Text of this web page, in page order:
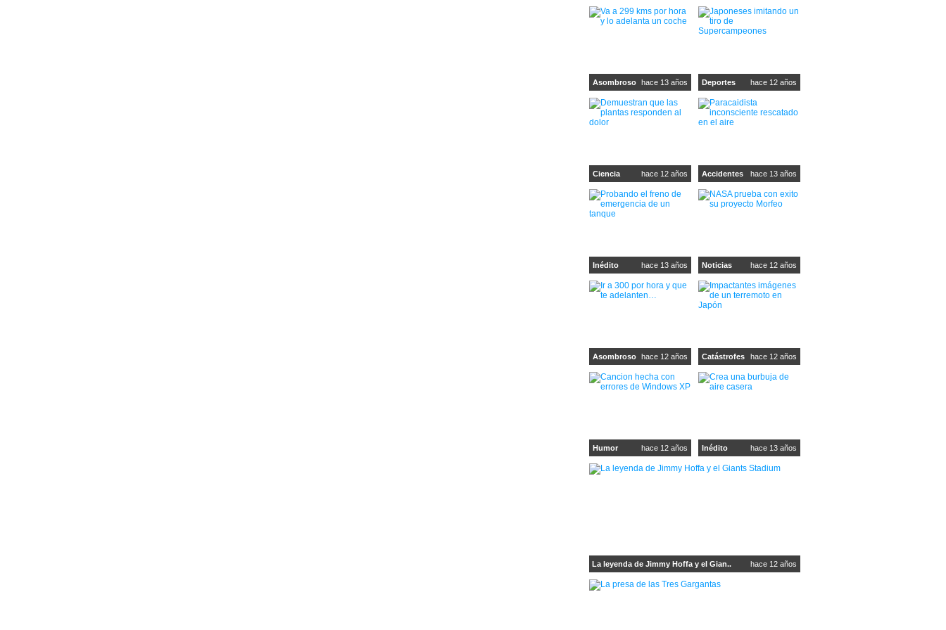
Asombroso hace 13 años Deportes hace 12 años
Ciencia hace 12 años Accidentes hace 13 años
Inédito hace 13 años Noticias hace 12 años
Asombroso hace 12 años Catástrofes hace 12 años
Humor hace 12 años Inédito hace 13 años
La leyenda de Jimmy Hoffa y el Gian.. hace 12 años